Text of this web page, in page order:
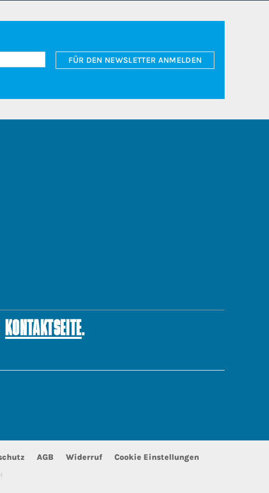
FÜR DEN NEWSLETTER ANMELDEN
KONTAKTSEITE.
AGB Widerruf Cookie Einstellungen